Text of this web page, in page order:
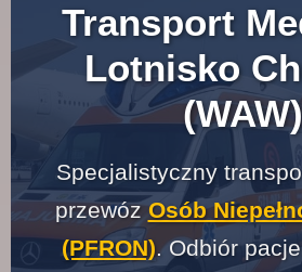
Transport
Lotnisko
(WAW)
Specjalistyczny
przewózOsób
(PFRON). Odbiór